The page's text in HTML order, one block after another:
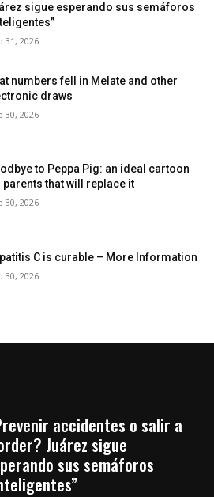
sigue esperando sus semáforos
31, 2026
numbers fell in Melate and other
draws
30, 2026
to Peppa Pig: an ideal cartoon
parents that will replace it
30, 2026
C is curable – More Information
30, 2026
accidentes o salir a
Juárez sigue
sus semáforos